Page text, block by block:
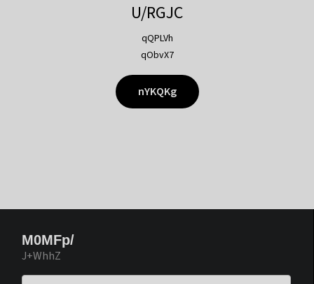
U/RGJC
qQPLVh
qObvX7
nYKQKg
M0MFp/
J+WhhZ